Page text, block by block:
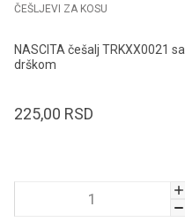
ČEŠLJEVI ZA KOSU
NASCITA češalj TRKXX0021 sa
drškom
225,00 RSD